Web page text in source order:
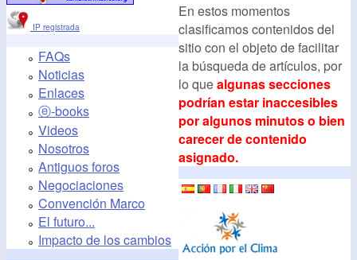
IP registrada
FAQs
Noticias
Enlaces
ⓔ-books
Videos
Nosotros
Antiguos foros
Negociaciones
Convención Marco
El futuro...
Impacto de los cambios
En estos momentos
clasificamos contenidos del
sitio con el objeto de facilitar
la búsqueda de artículos, por
lo quealgunas secciones
podrían estar inaccesibles
por algunos minutos o bien
carecer de contenido
asignado.